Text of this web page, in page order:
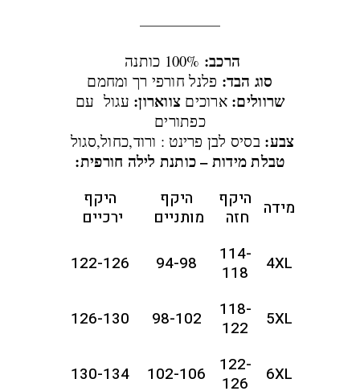
הרכב:
סוג הבד: פלנל חורפי רך ומחמם
שרוולים: ארוכים צווארון: עגול עם
כפתורים
צבע: בסיס לבן פרינט : ורוד,כחול,סגול
טבלת מידות – כותנת לילה חורפית:
מידה
היקף
חזה
היקף
מותניים
היקף
ירכיים
4XL
114-
118
94-98
122-126
5XL
118-
122
98-102
126-130
6XL
122-
126
102-106
130-134